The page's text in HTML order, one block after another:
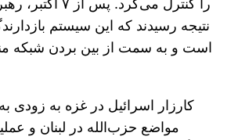
را کنترل می‌کرد.
نتیجه رسیدند که این سیستم
است و به سمت از بین بردن شبکه
کارزار اسرائیل در غزه به زودی
مواضع حزب‌الله در لبنان و